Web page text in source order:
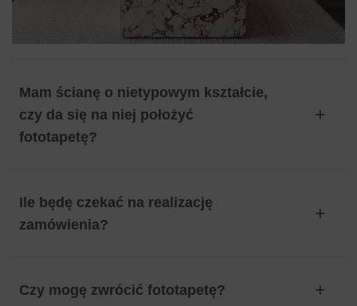
Mam ścianę o nietypowym kształcie,
czy da się na niej położyć
fototapetę?
Ile będę czekać na realizację
zamówienia?
Czy mogę zwrócić fototapetę?